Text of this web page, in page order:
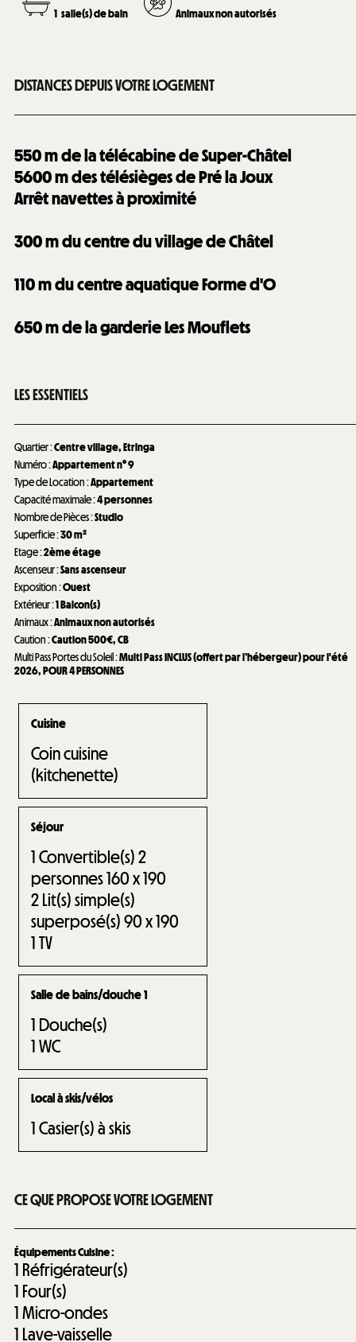
1 salle(s) de bain Animaux non autorisés
DISTANCES DEPUIS VOTRE LOGEMENT
550m de la télécabine de Super-Châtel
5600m des télésièges de Pré la Joux
Arrêt navettes à proximité
300m du centre du village de Châtel
110m du centre aquatique Forme d'O
650m de la garderie Les Mouflets
LES ESSENTIELS
Quartier:Centre village Etringa
Numéro:Appartement n°9
Type de Location:Appartement
Capacité maximale:4 personnes
Nombre de Pièces:Studio
Superficie:30m²
Etage:2ème étage
Ascenseur:Sans ascenseur
Exposition:Ouest
Extérieur:1Balcon(s)
Animaux:Animaux non autorisés
Caution:Caution500€ CB
Multi Pass Portes du Soleil :Multi Pass INCLUS (offert par l’hébergeur) pour l'été
2026 POUR 4 PERSONNES
Cuisine
Coin cuisine
(kitchenette)
Séjour
1Convertible(s) 2
personnes 160 x 190
2Lit(s) simple(s)
superposé(s) 90 x 190
1TV
Salle de bains/douche 1
1 Douche(s)
1WC
Local à skis/vélos
1Casier(s) à skis
CE QUE PROPOSE VOTRE LOGEMENT
Équipements Cuisine:
1 Réfrigérateur(s)
1 Four(s)
1Micro-ondes
1 Lave-vaisselle